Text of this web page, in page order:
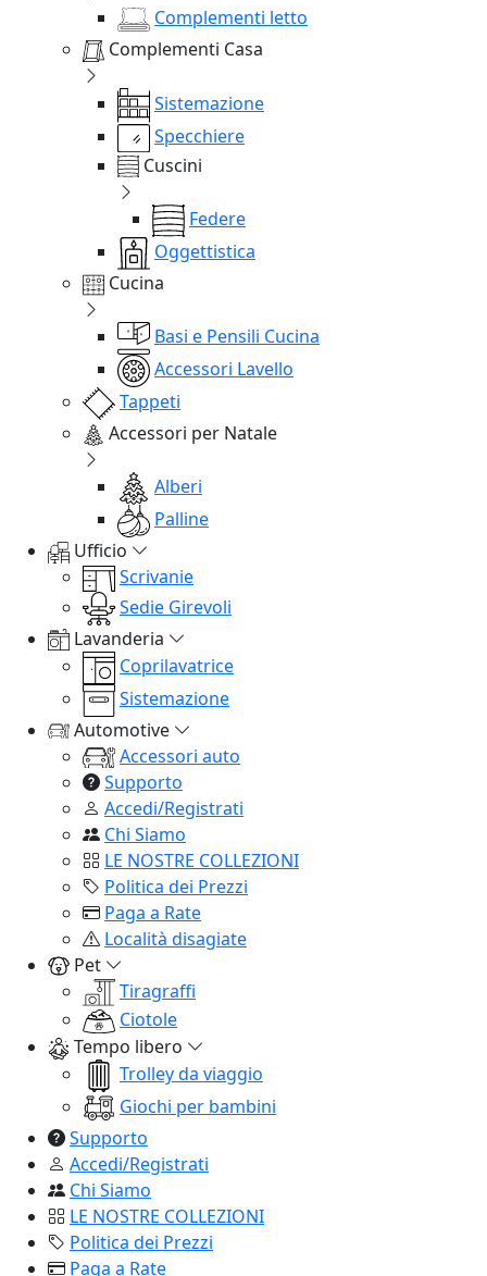
Complementi letto
Complementi Casa
Sistemazione
Specchiere
Cuscini
Federe
Oggettistica
Cucina
Basi e Pensili Cucina
Accessori Lavello
Tappeti
Accessori per Natale
Alberi
Palline
Ufficio
Scrivanie
Sedie Girevoli
Lavanderia
Coprilavatrice
Sistemazione
Automotive
Accessori auto
Supporto
Accedi/Registrati
Chi Siamo
LE NOSTRE COLLEZIONI
Politica dei Prezzi
Paga a Rate
Località disagiate
Pet
Tiragraffi
Ciotole
Tempo libero
Trolley da viaggio
Giochi per bambini
Supporto
Accedi/Registrati
Chi Siamo
LE NOSTRE COLLEZIONI
Politica dei Prezzi
Paga a Rate